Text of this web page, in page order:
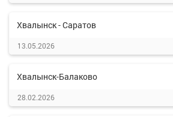
Хвалынск - Саратов
13.05.2026
Хвалынск-Балаково
28.02.2026